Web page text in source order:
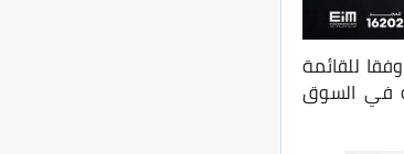
30 ألف جنيه، وذلك وفقا للقائمة
في السوق